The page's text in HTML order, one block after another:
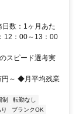
数：1ヶ月あた
12：00～13：00
ピード選考実
◆月平均残業
制
転勤なし
ブランクOK